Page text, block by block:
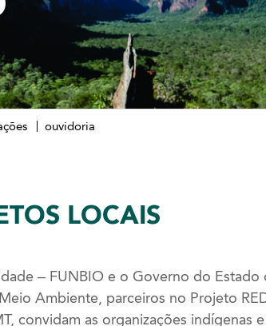
ouvidoria
LOCAIS
– FUNBIO e o Governo do
Ambiente, parceiros no Projeto
convidam as organizações indígenas